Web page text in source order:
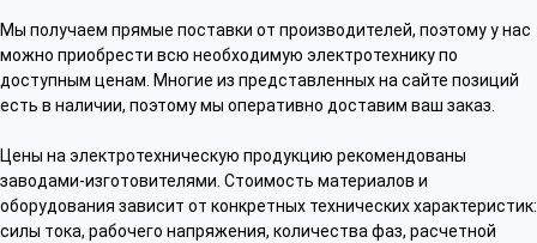
Мы получаем прямые поставки от производителей, поэтому у нас
можно приобрести всю необходимую электротехнику по
доступным ценам. Многие из представленных на сайте позиций
есть в наличии, поэтому мы оперативно доставим ваш заказ.
Цены на электротехническую продукцию рекомендованы
заводами-изготовителями. Стоимость материалов и
оборудования зависит от конкретных технических характеристик:
силы тока, рабочего напряжения, количества фаз, расчетной